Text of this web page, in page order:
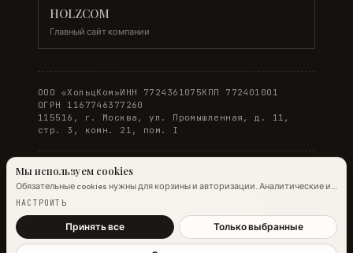
HOLZCOM
Главный сайт компании
ООО «ХольцКом»ИНН 7724361075КПП 772401001
ОГРН 1167746377260
115516, г. Москва, ул. Промышленная, д. 11,
стр. 3, комн. 21, пом. I
© 2026 WOODONLINE. Все права защищены.
Мы используем cookies
Обязательные cookies нужны для корзины и авторизации. Аналитические и
маркетинговые помогают улучшить сайт.
НАСТРОИТЬ
Принять все Только выбранные